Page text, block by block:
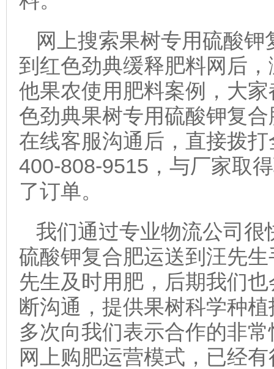
网上搜索果树专用硫酸钾
到红色劲典缓释肥料网后
他果农使用肥料案例，大
色劲典果树专用硫酸钾复
在线客服沟通后，直接拨
400-808-9515，与厂家取
了订单。
我们通过专业物流公司很
硫酸钾复合肥运送到汪先
先生及时用肥，后期我们
断沟通，提供果树科学种
多次向我们表示合作的非
网上购肥运营模式，已经